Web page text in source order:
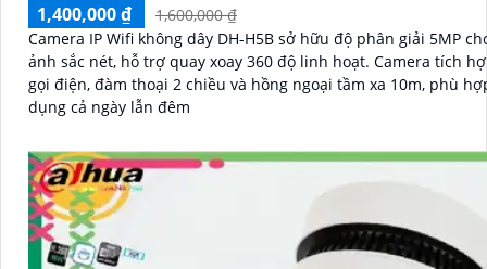
1,400,000 ₫
1,600,000 ₫
Camera IP Wifi không dây DH-H5B sở hữu độ phân giải 5MP
ảnh sắc nét, hỗ trợ quay xoay 360 độ linh hoạt. Camera tích hợp nút
gọi điện, đàm thoại 2 chiều và hồng ngoại tầm xa 10m, phù
dụng cả ngày lẫn đêm